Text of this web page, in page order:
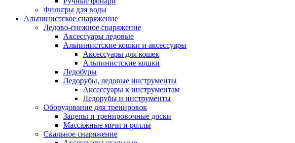
Фильтры для воды
Альпинистское снаряжение
Ледово-снежное снаряжение
Аксессуары ледовые
Альпинистские кошки и аксессуары
Аксессуары для кошек
Альпинистские кошки
Ледобуры
Ледорубы, ледовые инструменты
Аксессуары к инструментам
Ледорубы и инструменты
Оборудование для тренировок
Зацепы и тренировочные доски
Массажные мячи и роллы
Скальное снаряжение